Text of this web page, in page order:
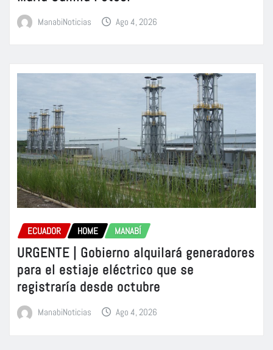
ManabiNoticias Ago 4, 2026
ECUADOR HOME MANABÍ
URGENTE | Gobierno alquilará generadores
para el estiaje eléctrico que se
registraría desde octubre
ManabiNoticias Ago 4, 2026